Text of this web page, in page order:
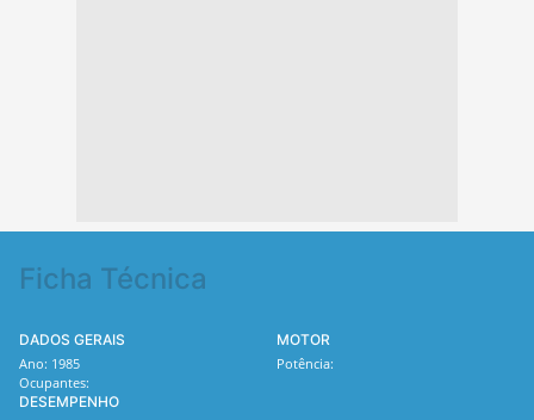
Ficha Técnica
DADOS GERAIS
Ano: 1985
Ocupantes:
MOTOR
Potência:
DESEMPENHO